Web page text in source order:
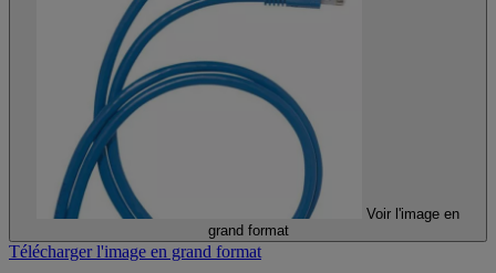
Voir l'image en
grand format
Télécharger l'image en grand format